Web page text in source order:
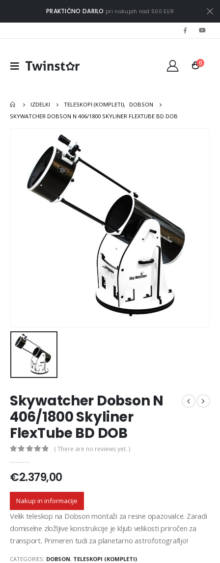
PRAKTIČNO DARILO pri nakupih nad 500 EUR
0
IZDELKI TELESKOPI (KOMPLETI),
DOBSON
SKYWATCHER DOBSON N 406/1800 SKYLINER FLEXTUBE BD DOB
Skywatcher Dobson N
406/1800 Skyliner
FlexTube BD DOB
( There are no reviews yet. )
€2.379,00
Nakup in informacije
Velik teleskop na Dobson montaži za resne opazovalce. Zaradi
domiselne zložljive konstrukcije je kljub velikosti priročen za
transport. Primeren tudi za planetarno astrofotografijo!
CATEGORIES: DOBSON, TELESKOPI (KOMPLETI)